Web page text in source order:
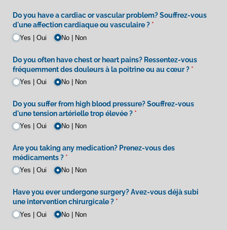
Do you have a cardiac or vascular problem? Souffrez-vous
d'une affection cardiaque ou vasculaire ? *(required)
Yes | Oui No | Non
Do you often have chest or heart pains? Ressentez-vous
fréquemment des douleurs à la poitrine ou au cœur ? *(required)
Yes | Oui No | Non
Do you suffer from high blood pressure? Souffrez-vous
d'une tension artérielle trop élevée ? *(required)
Yes | Oui No | Non
Are you taking any medication? Prenez-vous des
médicaments ? *(required)
Yes | Oui No | Non
Have you ever undergone surgery? Avez-vous déjà subi
une intervention chirurgicale ? *(required)
Yes | Oui No | Non